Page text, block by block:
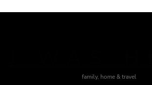
family, home & travel